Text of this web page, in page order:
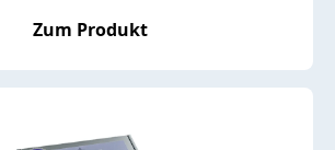
Zum Produkt